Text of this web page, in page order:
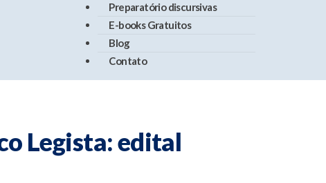
Preparatório discursivas
E-books Gratuitos
Blog
Contato
Legista: edital